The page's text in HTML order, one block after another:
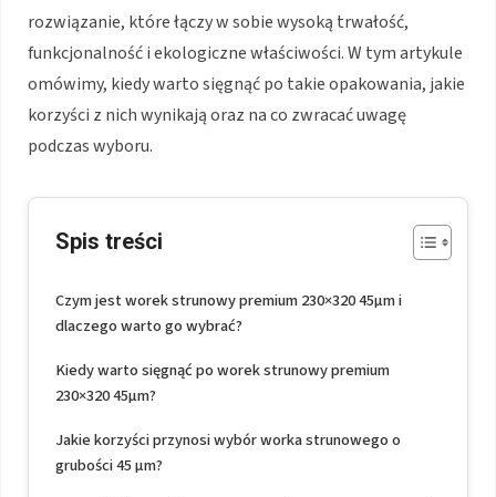
rozwiązanie, które łączy w sobie wysoką trwałość,
funkcjonalność i ekologiczne właściwości. W tym artykule
omówimy, kiedy warto sięgnąć po takie opakowania, jakie
korzyści z nich wynikają oraz na co zwracać uwagę
podczas wyboru.
Spis treści
Czym jest worek strunowy premium 230×320 45μm i
dlaczego warto go wybrać?
Kiedy warto sięgnąć po worek strunowy premium
230×320 45μm?
Jakie korzyści przynosi wybór worka strunowego o
grubości 45 μm?